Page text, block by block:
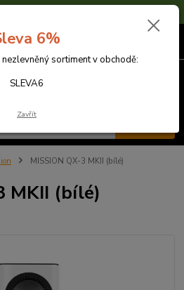
zboží s kódem SLEVA6
MISSION QX-3 MKII (bílé)
MKII (bílé)
6%
sortiment v obchodě:
SLEVA6
Zavřít